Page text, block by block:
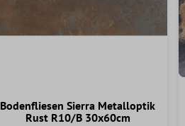
Bodenfliesen Sierra Metalloptik
Rust R10/B 30x60cm